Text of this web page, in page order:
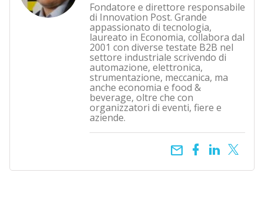
Fondatore e direttore responsabile
di Innovation Post. Grande
appassionato di tecnologia,
laureato in Economia, collabora dal
2001 con diverse testate B2B nel
settore industriale scrivendo di
automazione, elettronica,
strumentazione, meccanica, ma
anche economia e food &
beverage, oltre che con
organizzatori di eventi, fiere e
aziende.
email